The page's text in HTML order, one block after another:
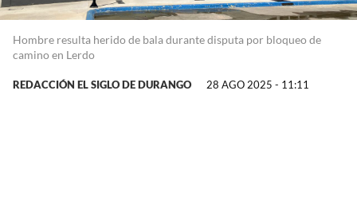
Hombre resulta herido de bala durante disputa por bloqueo de
camino en Lerdo
REDACCIÓN EL SIGLO DE DURANGO 28 AGO 2025 - 11:11